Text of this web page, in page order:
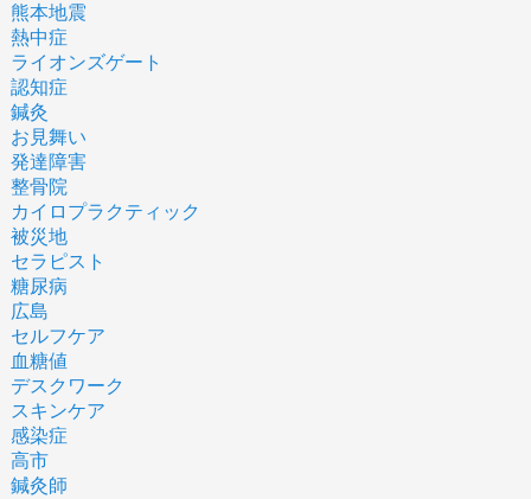
熊本地震
熱中症
ライオンズゲート
認知症
鍼灸
お見舞い
発達障害
整骨院
カイロプラクティック
被災地
セラピスト
糖尿病
広島
セルフケア
血糖値
デスクワーク
スキンケア
感染症
高市
鍼灸師